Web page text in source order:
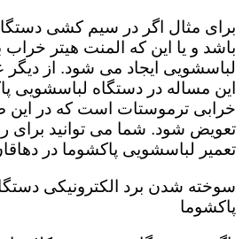
برای مثال اگر در سیم کشی
باشد و یا این که المنت هیتر
لباسشویی ایجاد می شود. از
این مساله در دستگاه لباسشویی
خرابی ترموستات است که در
تعویض شود. شما می توانید برای
تعمیر لباسشویی پاکشوما در
سوخته شدن برد الکترونیکی
پاکشوما